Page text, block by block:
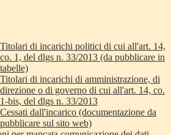
Titolari di incarichi politici di cui all'art. 14,
co. 1, del dlgs n. 33/2013 (da pubblicare in
tabelle)
Titolari di incarichi di amministrazione, di
direzione o di governo di cui all'art. 14, co.
1-bis, del dlgs n. 33/2013
Cessati dall'incarico (documentazione da
pubblicare sul sito web)